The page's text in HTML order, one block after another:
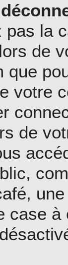
pas la
de
que
votre
de
case à